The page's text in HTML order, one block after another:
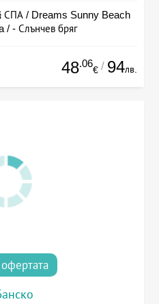
СПА / Dreams Sunny Beach
/ - Слънчев бряг
48.06
€ / 94лв.